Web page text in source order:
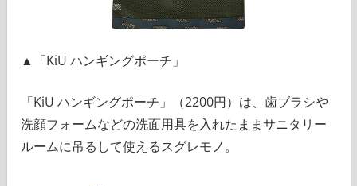
▲「KiU ハンギングポーチ」
「KiU ハンギングポーチ」（2200円）は、歯ブラシや
洗顔フォームなどの洗面用具を入れたままサニタリー
ルームに吊るして使えるスグレモノ。